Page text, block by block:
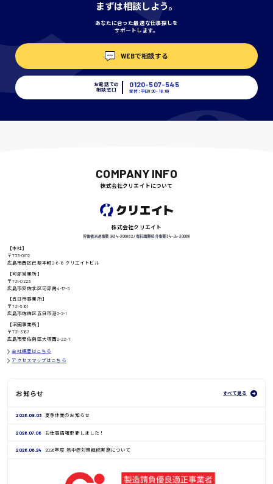
高知県
鳥取県
時給1400円〜
日給8000円〜
まずは相談しよう。
あなたに合った最適な仕事探しを
サポートします。
WEBで相談する
お電話での
相談窓口
0120-507-545
受付：平日9:00 - 18:00
COMPANY INFO
株式会社クリエイトについて
株式会社クリエイト
労働者派遣事業 派34-300062 / 有料職業紹介事業 34-ユ-300091
【本社】
〒733-0812
広島市西区己斐本町2-6-18 クリエイトビル
【可部営業所】
〒731-0223
広島市安佐北区可部南4-17-5
【五日市事業所】
〒731-5161
広島市佐伯区五日市港2-2-1
【沼田事業所】
〒731-3167
広島市安佐南区大塚西2-22-7
会社概要はこちら
アクセスマップはこちら
お知らせ すべて見る
2026.08.03 夏季休業のお知らせ
2026.07.06 お仕事情報更新しました！
2026.06.24 2026年度 熱中症対策継続実施について